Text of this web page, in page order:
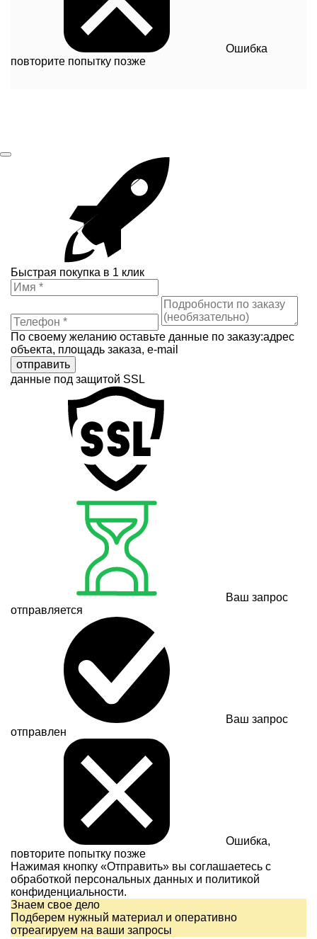
Ошибка
повторите попытку позже
Быстрая покупка в 1 клик
По своему желанию оставьте данные по заказу:адрес
объекта, площадь заказа, e-mail
отправить
данные под защитой SSL
Ваш запрос
отправляется
Ваш запрос
отправлен
Ошибка,
повторите попытку позже
Нажимая кнопку «Отправить» вы соглашаетесь с
обработкой персональных данных и политикой
конфиденциальности.
Знаем свое дело
Подберем нужный материал и оперативно
отреагируем на ваши запросы